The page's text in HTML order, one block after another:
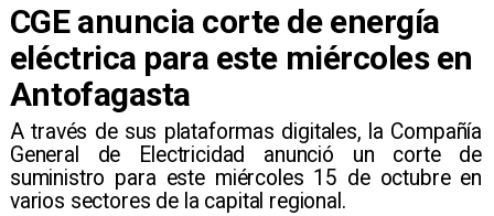
CGE anuncia corte de energía
eléctrica para este miércoles en
Antofagasta
A través de sus plataformas digitales, la Compañía
General de Electricidad anunció un corte de
suministro para este miércoles 15 de octubre en
varios sectores de la capital regional.